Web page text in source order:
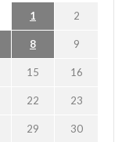
1 2
8 9
15 16
22 23
29 30